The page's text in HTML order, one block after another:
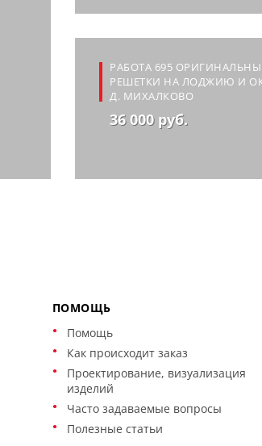
РАБОТА 695
РЕШЕТКИ НА ЛОДЖИЮ И
Д. МИХАЛКОВО
36 000 руб.
ПОМОЩЬ
Помощь
Как происходит заказ
Проектирование, визуализация
изделий
Часто задаваемые вопросы
Полезные статьи